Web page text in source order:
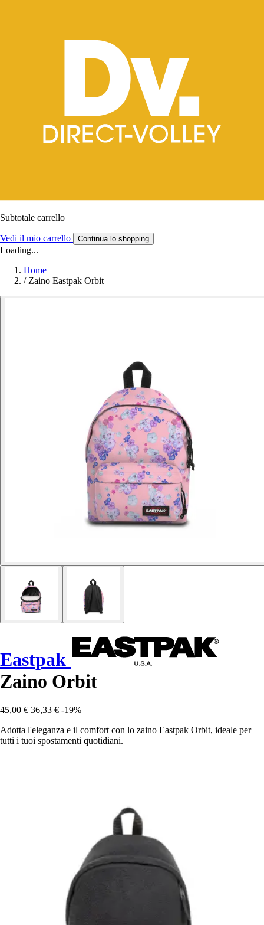
Subtotale carrello
Vedi il mio carrello Continua lo shopping
Loading...
Home
/ Zaino Eastpak Orbit
Eastpak
Zaino Orbit
45,00 € 36,33 € -19%
Adotta l'eleganza e il comfort con lo zaino Eastpak Orbit, ideale per
tutti i tuoi spostamenti quotidiani.